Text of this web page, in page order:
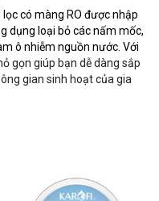
lọc có màng RO được nhập
dụng loại bỏ các nấm mốc,
ô nhiễm nguồn nước. Với
gọn giúp bạn dễ dàng sắp
gian sinh hoạt của gia